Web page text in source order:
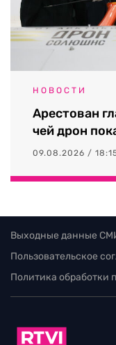
НОВОСТИ
Арестован
чей дрон
09.08.2026 /
Выходные данные
Пользовательское
Политика обработки